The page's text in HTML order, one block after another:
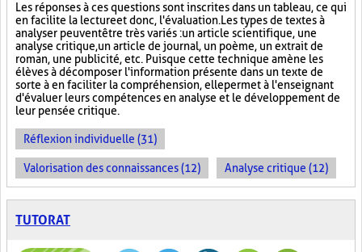
Les réponses à ces questions sont inscrites dans un tableau, ce qui
en facilite la lecture et donc, l'évaluation. Les types de textes à
analyser peuvent être très variés : un article scientifique, une
analyse critique, un article de journal, un poème, un extrait de
roman, une publicité, etc. Puisque cette technique amène les
élèves à décomposer l'information présente dans un texte de
sorte à en faciliter la compréhension, elle permet à l'enseignant
d'évaluer leurs compétences en analyse et le développement de
leur pensée critique.
Réflexion individuelle (31)
Valorisation des connaissances (12) Analyse critique (12)
TUTORAT